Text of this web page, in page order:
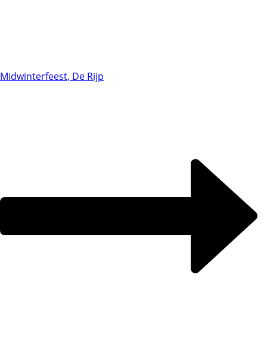
Midwinterfeest, De Rijp